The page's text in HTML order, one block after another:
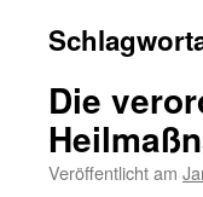
Die
Veröffentlicht am